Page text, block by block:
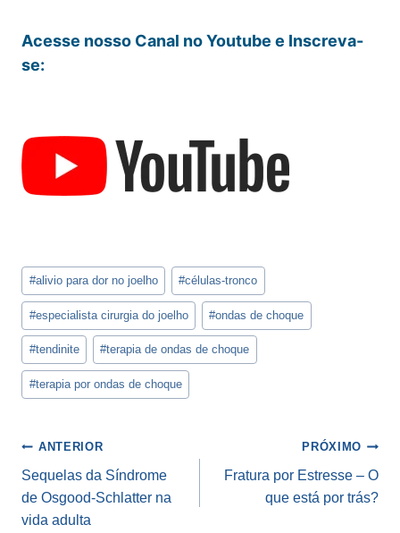
Acesse nosso Canal no Youtube e Inscreva-
se:
Tags
do
Post:
#alivio para dor no joelho #células-tronco
#especialista cirurgia do joelho #ondas de choque
#tendinite #terapia de ondas de choque
#terapia por ondas de choque
Navegação
de
Post
ANTERIOR
Sequelas da Síndrome
de Osgood-Schlatter na
vida adulta
PRÓXIMO
Fratura por Estresse – O
que está por trás?